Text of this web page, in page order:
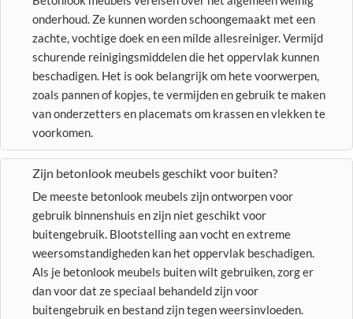
onderhoud. Ze kunnen worden schoongemaakt met een
zachte, vochtige doek en een milde allesreiniger. Vermijd
schurende reinigingsmiddelen die het oppervlak kunnen
beschadigen. Het is ook belangrijk om hete voorwerpen,
zoals pannen of kopjes, te vermijden en gebruik te maken
van onderzetters en placemats om krassen en vlekken te
voorkomen.
Zijn betonlook meubels geschikt voor buiten?
De meeste betonlook meubels zijn ontworpen voor
gebruik binnenshuis en zijn niet geschikt voor
buitengebruik. Blootstelling aan vocht en extreme
weersomstandigheden kan het oppervlak beschadigen.
Als je betonlook meubels buiten wilt gebruiken, zorg er
dan voor dat ze speciaal behandeld zijn voor
buitengebruik en bestand zijn tegen weersinvloeden.